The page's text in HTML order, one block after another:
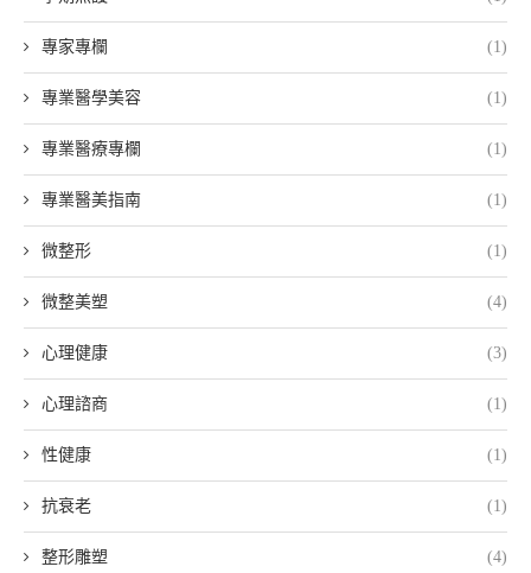
專家專欄 (1)
專業醫學美容 (1)
專業醫療專欄 (1)
專業醫美指南 (1)
微整形 (1)
微整美塑 (4)
心理健康 (3)
心理諮商 (1)
性健康 (1)
抗衰老 (1)
整形雕塑 (4)